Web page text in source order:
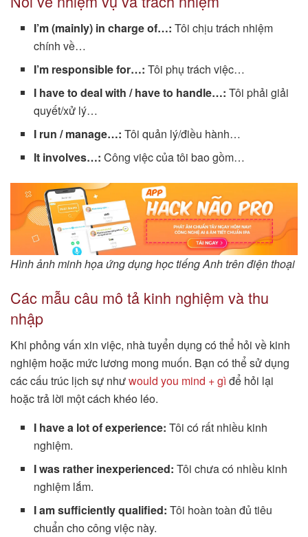
I’m (mainly) in charge of…: Tôi chịu trách nhiệm
chính về…
I’m responsible for…: Tôi phụ trách việc…
I have to deal with / have to handle…: Tôi phải giải
quyết/xử lý…
I run / manage…: Tôi quản lý/điều hành…
It involves…: Công việc của tôi bao gồm…
Hình ảnh minh họa ứng dụng học tiếng Anh trên điện thoại
Các mẫu câu mô tả kinh nghiệm và thu
nhập
Khi phỏng vấn xin việc, nhà tuyển dụng có thể hỏi về kinh
nghiệm hoặc mức lương mong muốn. Bạn có thể sử dụng
các cấu trúc lịch sự nhưwould you mind + gì để hỏi lại
hoặc trả lời một cách khéo léo.
I have a lot of experience: Tôi có rất nhiều kinh
nghiệm.
I was rather inexperienced: Tôi chưa có nhiều kinh
nghiệm lắm.
I am sufficiently qualified: Tôi hoàn toàn đủ tiêu
chuẩn cho công việc này.